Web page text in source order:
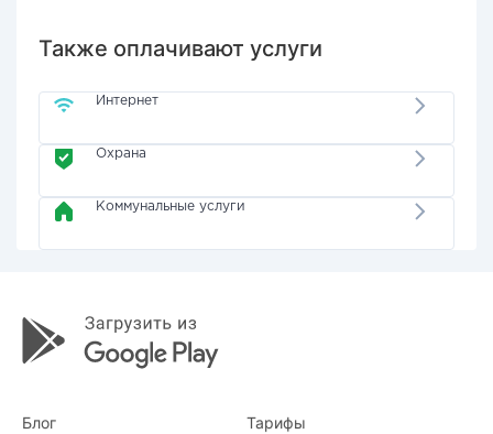
Также оплачивают услуги
Интернет
Охрана
Коммунальные услуги
Блог Тарифы